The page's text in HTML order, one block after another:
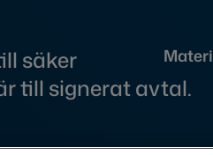
säker
till signerat avtal.